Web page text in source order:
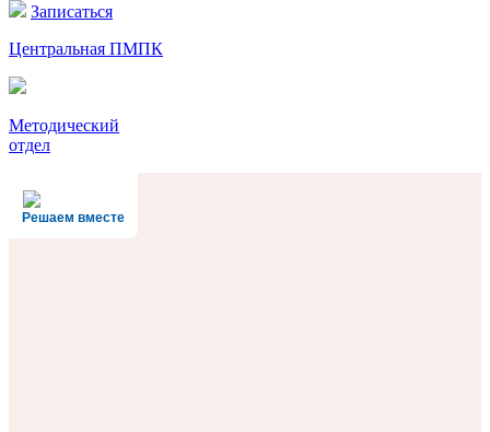
Записаться
Центральная ПМПК
Методический
отдел
Решаем вместе